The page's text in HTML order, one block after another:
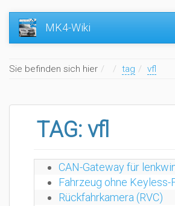
MK4-Wiki
Sie befinden sich hier Home
tag vfl
TAG: vfl
CAN-Gateway für
Fahrzeug ohne
Rückfahrkamera (RVC)